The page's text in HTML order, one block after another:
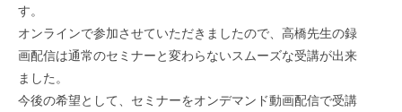
す。
オンラインで参加させていただきましたので、高橋先生の録
画配信は通常のセミナーと変わらないスムーズな受講が出来
ました。
今後の希望として、セミナーをオンデマンド動画配信で受講